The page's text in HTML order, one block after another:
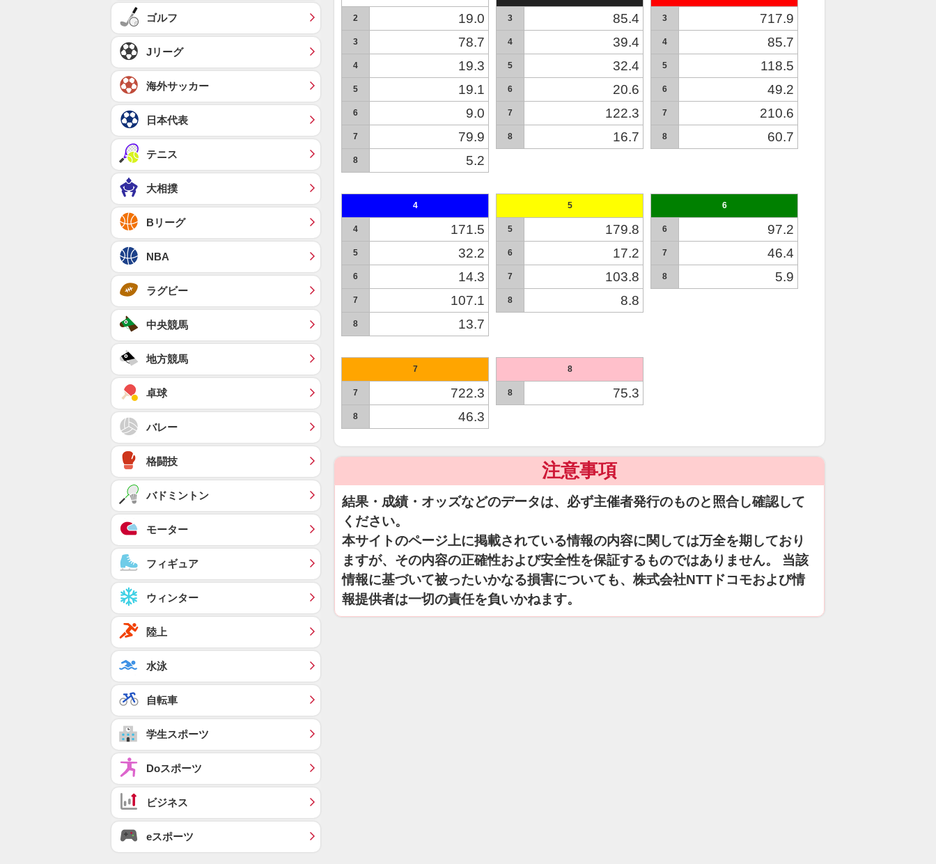
2 19.0
3 78.7
4 19.3
5 19.1
6 9.0
7 79.9
8 5.2
3 85.4
4 39.4
5 32.4
6 20.6
7 122.3
8 16.7
3 717.9
4 85.7
5 118.5
6 49.2
7 210.6
8 60.7
4
4 171.5
5 32.2
6 14.3
7 107.1
8 13.7
5
5 179.8
6 17.2
7 103.8
8 8.8
6
6 97.2
7 46.4
8 5.9
7
7 722.3
8 46.3
8
8 75.3
注意事項
結果・成績・オッズなどのデータは、必ず主催者発行のものと照合し確認して
ください。
本サイトのページ上に掲載されている情報の内容に関しては万全を期しており
ますが、その内容の正確性および安全性を保証するものではありません。 当該
情報に基づいて被ったいかなる損害についても、株式会社NTTドコモおよび情
報提供者は一切の責任を負いかねます。
ゴルフ
Jリーグ
海外サッカー
日本代表
テニス
大相撲
Bリーグ
NBA
ラグビー
中央競馬
地方競馬
卓球
バレー
格闘技
バドミントン
モーター
フィギュア
ウィンター
陸上
水泳
自転車
学生スポーツ
Doスポーツ
ビジネス
eスポーツ